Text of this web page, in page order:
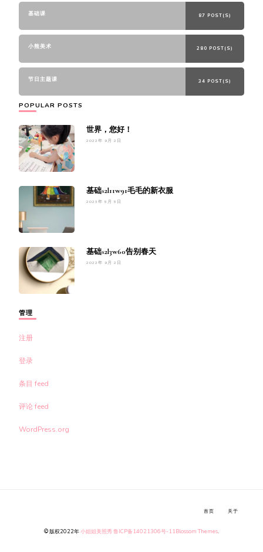
基础课 87 POST(S)
小熊美术 280 POST(S)
节日主题课 34 POST(S)
POPULAR POSTS
世界，您好！
2022年 9月 2日
基础s2l11w91毛毛的新衣服
2023年 5月 5日
基础s2l3w60告别春天
2022年 9月 2日
管理
注册
登录
条目 feed
评论 feed
WordPress.org
© 版权2022年小姐姐美照秀鲁ICP备14021306号-11 Blossom Themes.
首页 关于